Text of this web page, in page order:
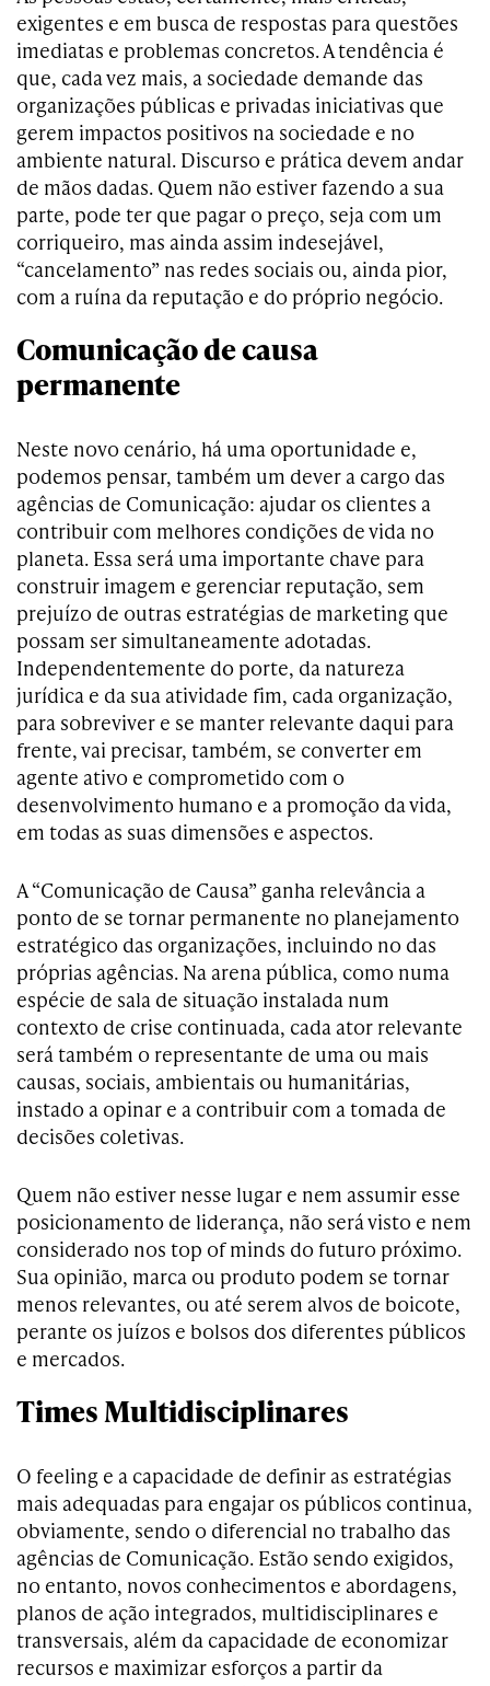
exigentes e em busca de respostas para questões
imediatas e problemas concretos. A tendência é
que, cada vez mais, a sociedade demande das
organizações públicas e privadas iniciativas que
gerem impactos positivos na sociedade e no
ambiente natural. Discurso e prática devem andar
de mãos dadas. Quem não estiver fazendo a sua
parte, pode ter que pagar o preço, seja com um
corriqueiro, mas ainda assim indesejável,
“cancelamento” nas redes sociais ou, ainda pior,
com a ruína da reputação e do próprio negócio.
Comunicação de causa
permanente
Neste novo cenário, há uma oportunidade e,
podemos pensar, também um dever a cargo das
agências de Comunicação: ajudar os clientes a
contribuir com melhores condições de vida no
planeta. Essa será uma importante chave para
construir imagem e gerenciar reputação, sem
prejuízo de outras estratégias de marketing que
possam ser simultaneamente adotadas.
Independentemente do porte, da natureza
jurídica e da sua atividade fim, cada organização,
para sobreviver e se manter relevante daqui para
frente, vai precisar, também, se converter em
agente ativo e comprometido com o
desenvolvimento humano e a promoção da vida,
em todas as suas dimensões e aspectos.
A “Comunicação de Causa” ganha relevância a
ponto de se tornar permanente no planejamento
estratégico das organizações, incluindo no das
próprias agências. Na arena pública, como numa
espécie de sala de situação instalada num
contexto de crise continuada, cada ator relevante
será também o representante de uma ou mais
causas, sociais, ambientais ou humanitárias,
instado a opinar e a contribuir com a tomada de
decisões coletivas.
Quem não estiver nesse lugar e nem assumir esse
posicionamento de liderança, não será visto e nem
considerado nos top of minds do futuro próximo.
Sua opinião, marca ou produto podem se tornar
menos relevantes, ou até serem alvos de boicote,
perante os juízos e bolsos dos diferentes públicos
e mercados.
Times Multidisciplinares
O feeling e a capacidade de definir as estratégias
mais adequadas para engajar os públicos continua,
obviamente, sendo o diferencial no trabalho das
agências de Comunicação. Estão sendo exigidos,
no entanto, novos conhecimentos e abordagens,
planos de ação integrados, multidisciplinares e
transversais, além da capacidade de economizar
recursos e maximizar esforços a partir da